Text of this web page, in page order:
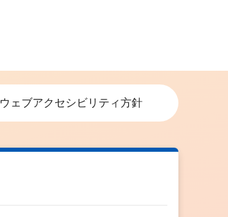
ウェブアクセシビリティ方針